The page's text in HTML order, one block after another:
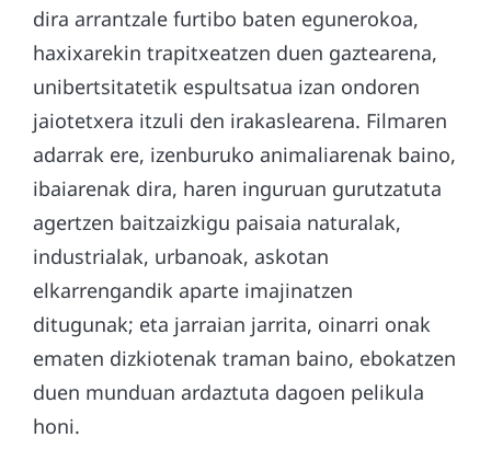
dira arrantzale furtibo baten egunerokoa,
haxixarekin trapitxeatzen duen gaztearena,
unibertsitatetik espultsatua izan ondoren
jaiotetxera itzuli den irakaslearena. Filmaren
adarrak ere, izenburuko animaliarenak baino,
ibaiarenak dira, haren inguruan gurutzatuta
agertzen baitzaizkigu paisaia naturalak,
industrialak, urbanoak, askotan
elkarrengandik aparte imajinatzen
ditugunak; eta jarraian jarrita, oinarri onak
ematen dizkiotenak traman baino, ebokatzen
duen munduan ardaztuta dagoen pelikula
honi.